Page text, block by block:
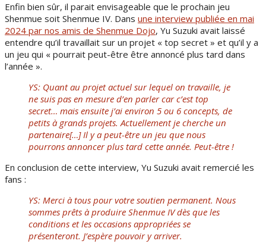
Enfin bien sûr, il parait envisageable que le prochain jeu
Shenmue soit Shenmue IV. Dans une interview publiée en mai
2024 par nos amis de Shenmue Dojo, Yu Suzuki avait laissé
entendre qu’il travaillait sur un projet « top secret » et qu’il y a
un jeu qui « pourrait peut-être être annoncé plus tard dans
l’année ».
YS: Quant au projet actuel sur lequel on travaille, je
ne suis pas en mesure d’en parler car c’est top
secret… mais ensuite j’ai environ 5 ou 6 concepts, de
petits à grands projets. Actuellement je cherche un
partenaire[…] Il y a peut-être un jeu que nous
pourrons annoncer plus tard cette année. Peut-être !
En conclusion de cette interview, Yu Suzuki avait remercié les
fans :
YS: Merci à tous pour votre soutien permanent. Nous
sommes prêts à produire Shenmue IV dès que les
conditions et les occasions appropriées se
présenteront. J’espère pouvoir y arriver.